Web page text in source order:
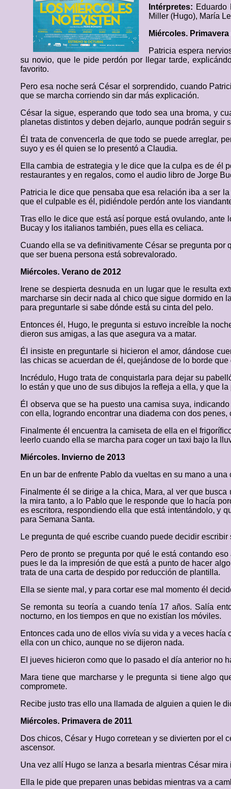
Intérpretes: Eduardo
Miller (Hugo), María
Miércoles. Primavera
Patricia espera
su novio, que le pide perdón por llegar tarde,
favorito.
Pero esa noche será César el sorprendido, cuando
que se marcha corriendo sin dar más explicación.
César la sigue, esperando que todo sea una broma, y
planetas distintos y deben dejarlo, aunque podrán seguir
Él trata de convencerla de que todo se puede arreglar,
suyo y es él quien se lo presentó a Claudia.
Ella cambia de estrategia y le dice que la culpa es de él
restaurantes y en regalos, como el audio libro de Jorge
Patricia le dice que pensaba que esa relación iba a ser
que el culpable es él, pidiéndole perdón ante los
Tras ello le dice que está así porque está ovulando,
Bucay y los italianos también, pues ella es celiaca.
Cuando ella se va definitivamente César se pregunta
que ser buena persona está sobrevalorado.
Miércoles. Verano de 2012
Irene se despierta desnuda en un lugar que le resulta
marcharse sin decir nada al chico que sigue dormido en
para preguntarle si sabe dónde está su cinta del pelo.
Entonces él, Hugo, le pregunta si estuvo increíble la
dieron sus amigas, a las que asegura va a matar.
Él insiste en preguntarle si hicieron el amor, dándose
las chicas se acuerdan de él, quejándose de lo borde que
Incrédulo, Hugo trata de conquistarla para dejar su
lo están y que uno de sus dibujos la refleja a ella, y que
Él observa que se ha puesto una camisa suya,
con ella, logrando encontrar una diadema con dos
Finalmente él encuentra la camiseta de ella en el
leerlo cuando ella se marcha para coger un taxi bajo la
Miércoles. Invierno de 2013
En un bar de enfrente Pablo da vueltas en su mano a
Finalmente él se dirige a la chica, Mara, al ver que
la mira tanto, a lo Pablo que le responde que lo hacía
es escritora, respondiendo ella que está intentándolo, y
para Semana Santa.
Le pregunta de qué escribe cuando puede decidir
Pero de pronto se pregunta por qué le está contando
pues le da la impresión de que está a punto de hacer
trata de una carta de despido por reducción de plantilla.
Ella se siente mal, y para cortar ese mal momento él
Se remonta su teoría a cuando tenía 17 años. Salía
nocturno, en los tiempos en que no existían los móviles.
Entonces cada uno de ellos vivía su vida y a veces
ella con un chico, aunque no se dijeron nada.
El jueves hicieron como que lo pasado el día anterior no
Mara tiene que marcharse y le pregunta si tiene algo
compromete.
Recibe justo tras ello una llamada de alguien a quien le
Miércoles. Primavera de 2011
Dos chicos, César y Hugo corretean y se divierten por el
ascensor.
Una vez allí Hugo se lanza a besarla mientras César
Ella le pide que preparen unas bebidas mientras va a